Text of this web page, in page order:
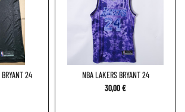
24
NBA LAKERS BRYANT 24
30,00 €